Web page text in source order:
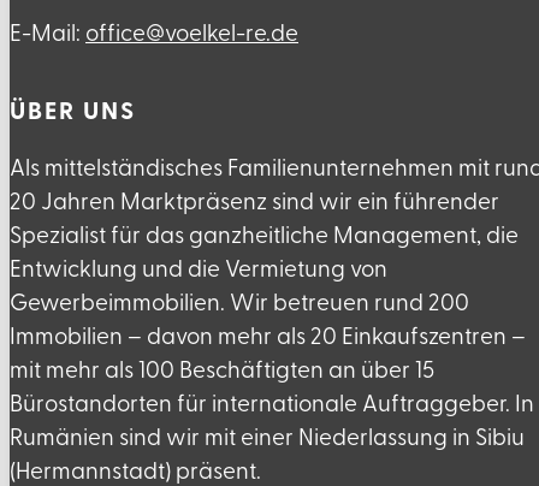
E-Mail: ed.er-lekleov@eciffo
ÜBER UNS
Als mittelständisches Familienunternehmen mit
20 Jahren Marktpräsenz sind wir ein führender
Spezialist für das ganzheitliche Management, die
Entwicklung und die Vermietung von
Gewerbeimmobilien. Wir betreuen rund 200
Immobilien – davon mehr als 20 Einkaufszentren –
mit mehr als 100 Beschäftigten an über 15
Bürostandorten für internationale Auftraggeber. In
Rumänien sind wir mit einer Niederlassung in Sibiu
(Hermannstadt) präsent.